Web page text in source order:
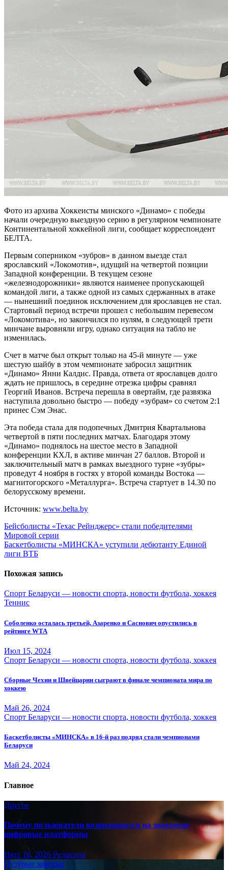
Фото из архива Хоккеисты минского «Динамо» с победы
начали очередную выездную серию в регулярном чемпионате
Континентальной хоккейной лиги, сообщает корреспондент
БЕЛТА.
Первым соперником «зубров» в данном выезде стал
ярославский «Локомотив», идущий на четвертой позиции
Западной конференции. В текущем сезоне
«железнодорожники» являются наименее пропускающей
командой лиги, а также одной из самых сдержанных в атаке
— нынешний поединок исключением для ярославцев не стал.
Стартовый период встречи прошел с небольшим перевесом
«Локомотива», но закончился по нулям, в следующей трети
минчане выровняли игру, однако ситуация на табло не
изменилась.
Счет в матче был открыт только на 45-й минуте — уже
шестую шайбу в этом чемпионате забросил защитник
«Динамо» Янни Калдис. Правда, ответа от ярославцев долго
ждать не пришлось, в середине отрезка цифры сравнял
Георгий Иванов. Встреча перешла в овертайм, где развязка
наступила довольно быстро — победу «зубрам» со счетом 2:1
принес Сэм Энас.
Эта победа стала для подопечных Дмитрия Квартальнова
четвертой в пяти последних матчах. Благодаря этому
«Динамо» поднялось на шестое место в Западной
конференции КХЛ, в активе минчан 27 баллов. Второй и
заключительный матч в рамках выездного турне «зубры»
проведут 4 ноября в гостях у второй команды Востока —
магнитогорского «Металлурга». Встреча стартует в 14.30 по
белорусскому времени.
Источник: www.belta.by
Навигация
по
записям
Бейсболисты «Техас Рейнджерс» стали победителями
Мировой серии
Баскетболисты «МИНСКА» уступили дебютанту Единой
лиги ВТБ
Похожая запись
Спорт Беларуси — новости спорта, новости футбола, хоккея
Теннис
Соболенко осталась третьей, Азаренко и Саснович опустились в
рейтинге WTA
Июл 15, 2024
Спорт Беларуси — новости спорта, новости футбола, хоккея
Сборные Чехии и Швейцарии сыграют в финале чемпионата мира по
хоккею
Май 26, 2024
Спорт Беларуси — новости спорта, новости футбола, хоккея
Баскетболисты «МИНСКА» в 16-й раз подряд стали чемпионами
Беларуси
Май 24, 2024
Главное
Другое
Почему пользователи возвращаются на знакомые
цифровые платформы
Июл 18, 2026 Редакция
Путёвые заметки